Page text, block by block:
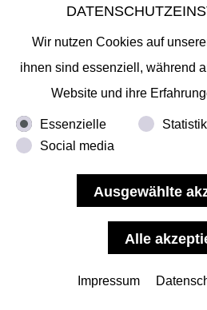
Liebe Freundinnen und
kommenden Gründonnerstag,
18 Uhr laden alle Galerien des
herzlich zu uns ein. Programm
Ausstellung und
ab 18 Uhr Gespräch: ab 19
... mehr lesen
Wir nutzen Cookies auf
ihnen sind essenziell, während
Website und ihre
Essenzielle
Statistik
Social media
Impressum